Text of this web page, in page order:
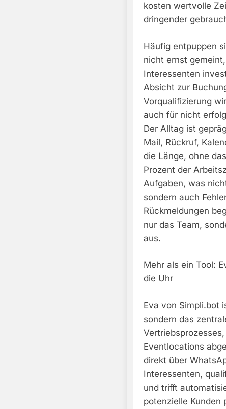
kosten wertvolle
dringender
Häufig entpuppen
nicht ernst
Interessenten
Absicht zur
Vorqualifizierung
auch für nicht
Der Alltag ist
Mail, Rückruf,
die Länge, ohne
Prozent der
Aufgaben, was
sondern auch
Rückmeldungen
nur das Team,
aus.
Mehr als ein Tool:
die Uhr
Eva von Simpli.bot
sondern das
Eventlocations
direkt über
Interessenten,
und trifft
potenzielle Kunden